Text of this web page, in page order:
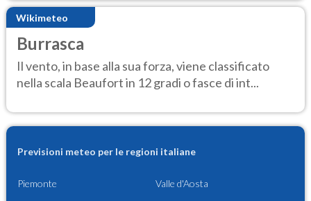
Wikimeteo
Burrasca
Il vento, in base alla sua forza, viene classificato
nella scala Beaufort in 12 gradi o fasce di int...
Previsioni meteo per le regioni italiane
Piemonte Valle d'Aosta